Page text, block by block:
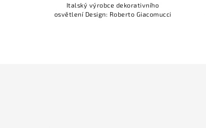
Italský výrobce dekorativního
osvětlení Design: Roberto Giacomucci